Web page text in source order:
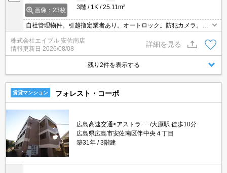
画像：23枚
3階
1K 25.11m²
自社管理物件。引越指定業者あり。オートロック。防犯カメラ。イ
ンターネット無料、使い放題。温水洗浄便座付き。バス・トイレ
別。スーパーへ350m。ドラッグストアへ350m。100円ショップへ1
90m。
株式会社エイブル 安佐南店
情報更新日 2026/08/08
詳細を見る
残り2件を表示する
賃貸マンション フォレスト・コーポ
広島高速交通<アストラ･･･/大原駅 徒歩10分
広島県広島市安佐南区伴中央４丁目
築31年
3階建